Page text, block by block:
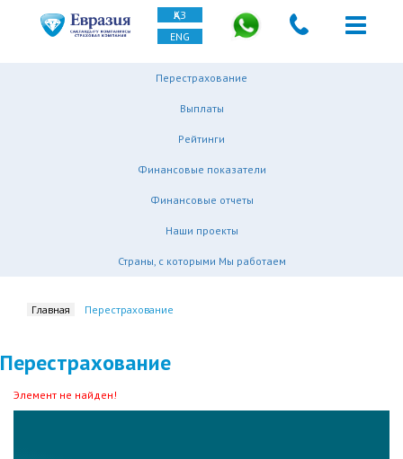
ҚАЗ
ENG
Перестрахование
Выплаты
Рейтинги
Финансовые показатели
Финансовые отчеты
Наши проекты
Страны, с которыми Мы работаем
Главная Перестрахование
Перестрахование
Элемент не найден!